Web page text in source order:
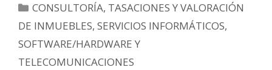
CONSULTORÍA, TASACIONES Y VALORACIÓN
DE INMUEBLES, SERVICIOS INFORMÁTICOS,
SOFTWARE/HARDWARE Y
TELECOMUNICACIONES